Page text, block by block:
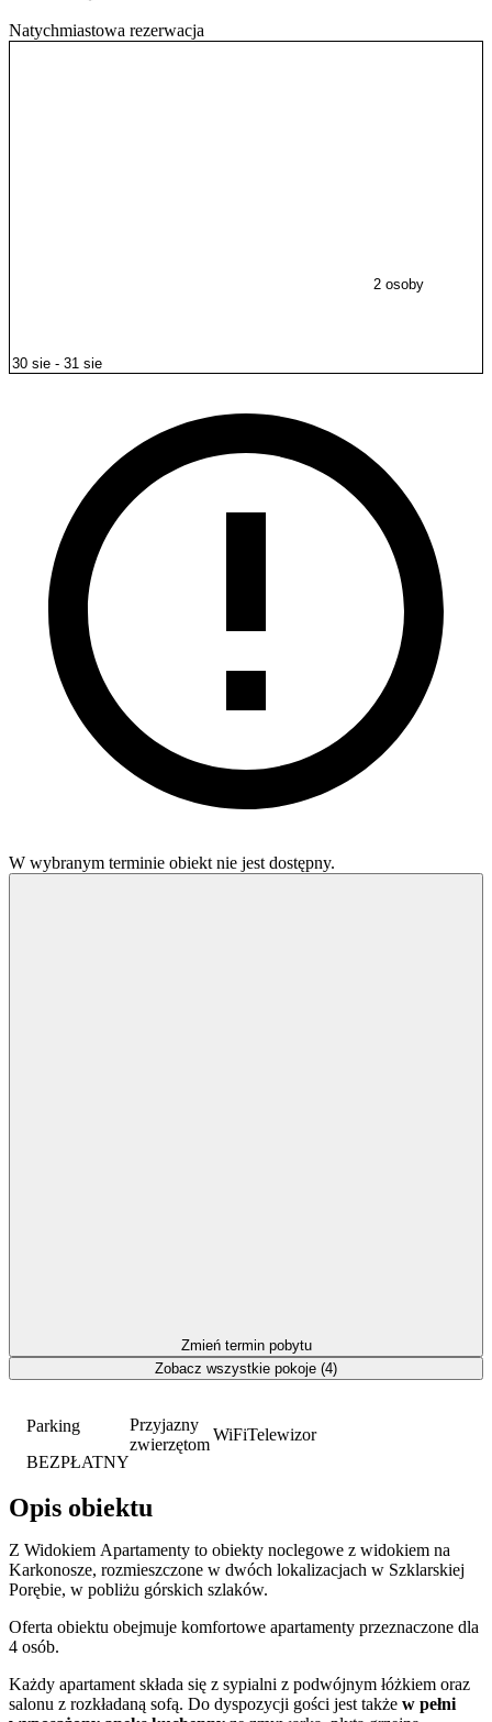
Natychmiastowa rezerwacja
Parking
BEZPŁATNY
Przyjazny
zwierzętom
WiFiTelewizor
Opis obiektu
Z Widokiem Apartamenty to obiekty noclegowe z widokiem na
Karkonosze, rozmieszczone w dwóch lokalizacjach w Szklarskiej
Porębie, w pobliżu górskich szlaków.
Oferta obiektu obejmuje komfortowe apartamenty przeznaczone dla
4 osób.
Każdy apartament składa się z sypialni z podwójnym łóżkiem oraz
salonu z rozkładaną sofą. Do dyspozycji gości jest także w pełni
2 osoby
W wybranym terminie obiekt nie jest dostępny.
Zmień termin pobytu
Zobacz wszystkie pokoje (4)